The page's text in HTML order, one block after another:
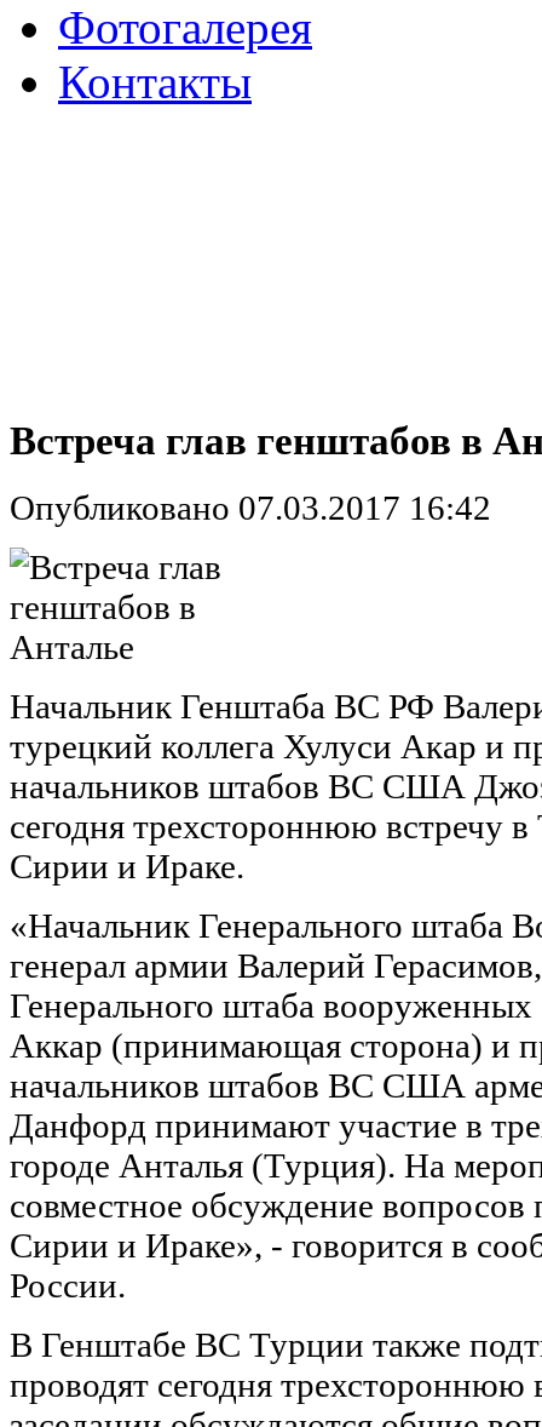
Фотогалерея
Контакты
Встреча глав генштабов в
Опубликовано 07.03.2017 16:42
Начальник Генштаба ВС РФ
турецкий коллега Хулуси Акар и
начальников штабов ВС США
сегодня трехстороннюю встречу
Сирии и Ираке.
«Начальник Генерального штаба
генерал армии Валерий
Генерального штаба
Аккар (принимающая сторона) и
начальников штабов ВС США
Данфорд принимают участие в
городе Анталья (Турция). На
совместное обсуждение вопросов
Сирии и Ираке», - говорится в
России.
В Генштабе ВС Турции также
проводят сегодня трехстороннюю